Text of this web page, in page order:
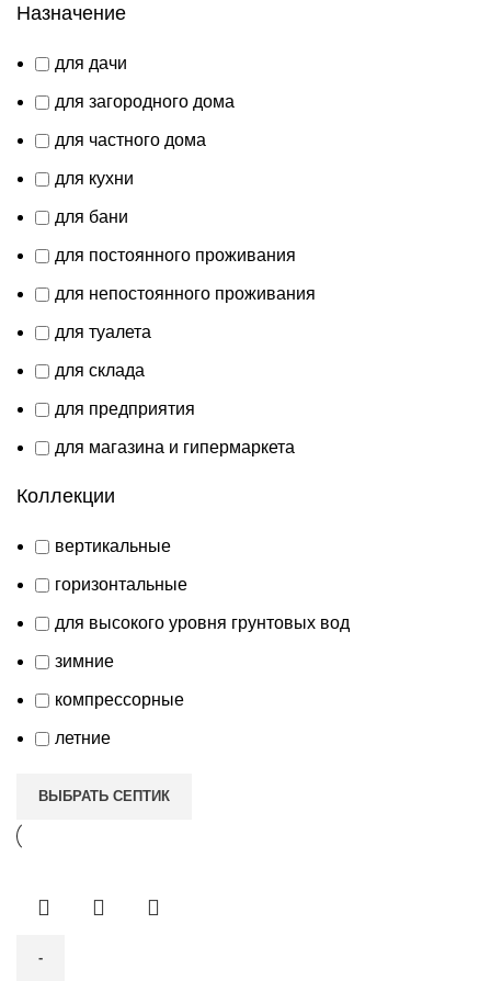
Назначение
для дачи
для загородного дома
для частного дома
для кухни
для бани
для постоянного проживания
для непостоянного проживания
для туалета
для склада
для предприятия
для магазина и гипермаркета
Коллекции
вертикальные
горизонтальные
для высокого уровня грунтовых вод
зимние
компрессорные
летние
ВЫБРАТЬ СЕПТИК